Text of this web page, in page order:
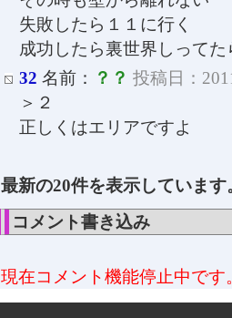
失敗したら１１に行く
成功したら裏世界しって
32 名前： ？？ 投稿日：
＞２
正しくはエリアですよ
最新の20件を表示していま
コメント書き込み
現在コメント機能停止中です